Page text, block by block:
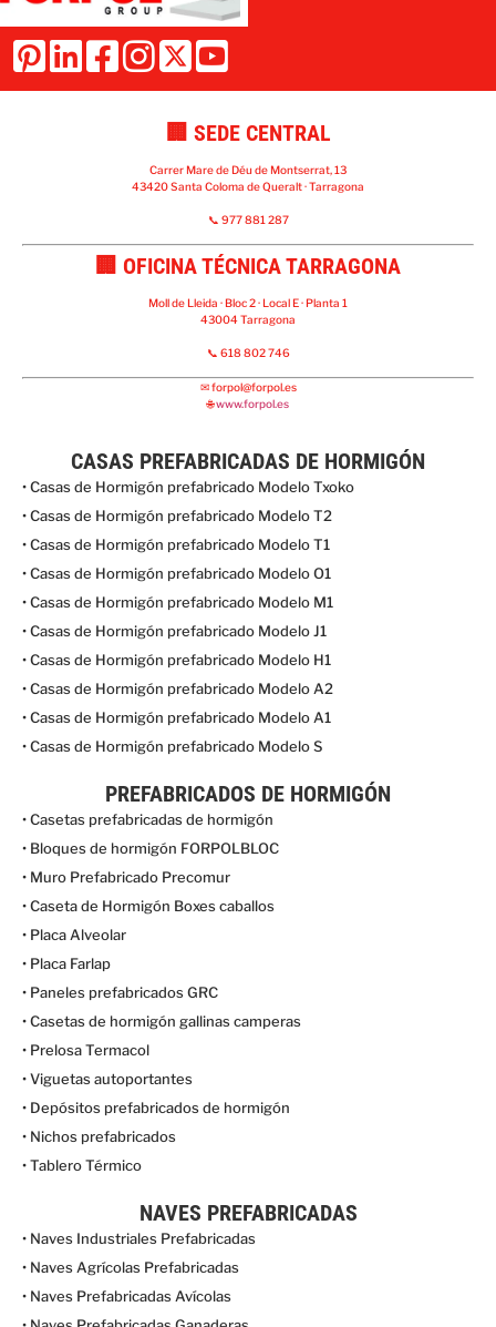
🏢 SEDE CENTRAL
Carrer Mare de Déu de Montserrat, 13
43420 Santa Coloma de Queralt · Tarragona
📞 977 881 287
🏢 OFICINA TÉCNICA TARRAGONA
Moll de Lleida · Bloc 2 · Local E · Planta 1
43004 Tarragona
📞 618 802 746
✉forpol@forpol.es
🌐www.forpol.es
CASAS PREFABRICADAS DE HORMIGÓN
• Casas de Hormigón prefabricado Modelo Txoko
• Casas de Hormigón prefabricado Modelo T2
• Casas de Hormigón prefabricado Modelo T1
• Casas de Hormigón prefabricado Modelo O1
• Casas de Hormigón prefabricado Modelo M1
• Casas de Hormigón prefabricado Modelo J1
• Casas de Hormigón prefabricado Modelo H1
• Casas de Hormigón prefabricado Modelo A2
• Casas de Hormigón prefabricado Modelo A1
• Casas de Hormigón prefabricado Modelo S
PREFABRICADOS DE HORMIGÓN
• Casetas prefabricadas de hormigón
• Bloques de hormigón FORPOLBLOC
• Muro Prefabricado Precomur
• Caseta de Hormigón Boxes caballos
• Placa Alveolar
• Placa Farlap
• Paneles prefabricados GRC
• Casetas de hormigón gallinas camperas
• Prelosa Termacol
• Viguetas autoportantes
• Depósitos prefabricados de hormigón
• Nichos prefabricados
• Tablero Térmico
NAVES PREFABRICADAS
• Naves Industriales Prefabricadas
• Naves Agrícolas Prefabricadas
• Naves Prefabricadas Avícolas